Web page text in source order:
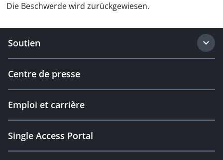
Die Beschwerde wird zurückgewiesen.
Soutien
Centre de presse
Emploi et carrière
Single Access Portal